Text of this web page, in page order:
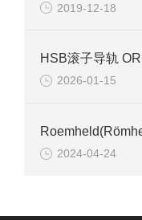
2019-12-18
2026-01-15
2024-04-24